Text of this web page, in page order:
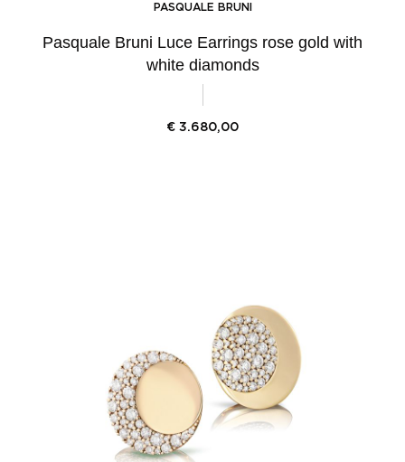
PASQUALE BRUNI
Pasquale Bruni Luce Earrings rose gold with
white diamonds
€ 3.680,00